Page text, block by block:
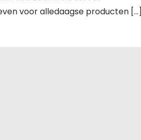
voor alledaagse producten […]